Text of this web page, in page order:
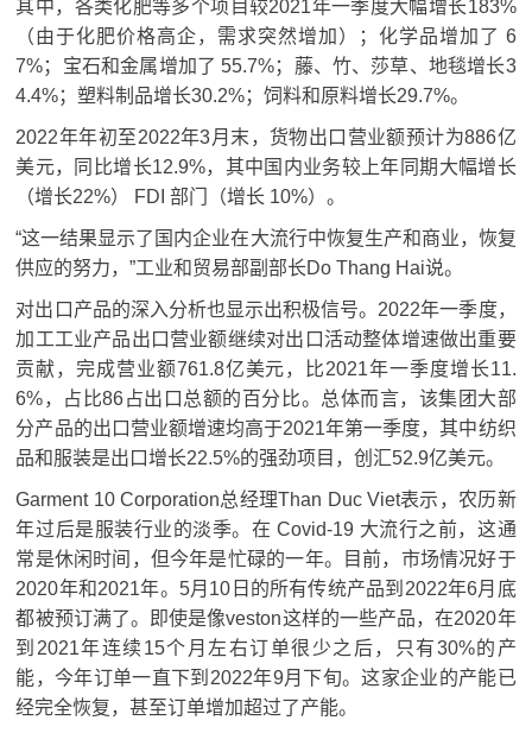
其中，各类化肥等多个项目较2021年一季度大幅增长183%
（由于化肥价格高企，需求突然增加）；
化学品增加了 6
7%； 宝石和金属增加了 55.7%； 藤、竹、莎草、地毯增长3
4.4%；塑料制品增长30.2%；饲料和原料增长29.7%。
2022年年初至2022年3月末，货物出口营业额预计为886亿
美元，同比增长12.9%，其中国内业务较上年同期大幅增长
（增长22%） FDI 部门（增长 10%）。
“这一结果显示了国内企业在大流行中恢复生产和商业，恢复
供应的努力，”工业和贸易部副部长Do Thang Hai说。
对出口产品的深入分析也显示出积极信号。 2022年一季度，
加工工业产品出口营业额继续对出口活动整体增速做出重要
贡献，完成营业额761.8亿美元，比2021年一季度增长11.
6%，占比86占出口总额的百分比。 总体而言，该集团大部
分产品的出口营业额增速均高于2021年第一季度，其中纺织
品和服装是出口增长22.5%的强劲项目，创汇52.9亿美元。
Garment 10 Corporation总经理Than Duc Viet表示，农历新
年过后是服装行业的淡季。在 Covid-19 大流行之前，这通
常是休闲时间，但今年是忙碌的一年。
目前，市场情况好于
2020年和2021年。5月10日的所有传统产品到2022年6月底
都被预订满了。即使是像veston这样的一些产品，在2020年
到2021年连续15个月左右订单很少之后，只有30%的产
能，今年订单一直下到2022年9月下旬。这家企业的产能已
经完全恢复，甚至订单增加超过了产能。